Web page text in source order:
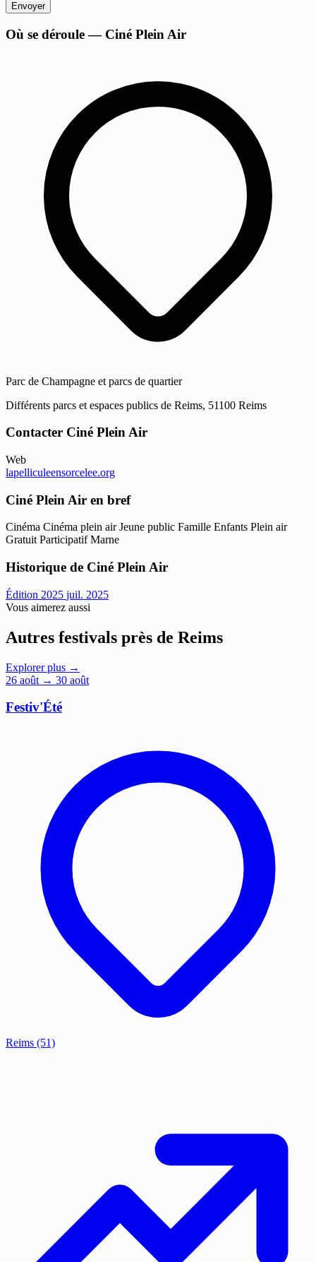
Envoyer
Où se déroule — Ciné Plein Air
Parc de Champagne et parcs de quartier
Différents parcs et espaces publics de Reims, 51100 Reims
Contacter Ciné Plein Air
Web
lapelliculeensorcelee.org
Ciné Plein Air en bref
Cinéma Cinéma plein air Jeune public Famille Enfants Plein air
Gratuit Participatif Marne
Historique de Ciné Plein Air
Édition 2025 juil. 2025
Vous aimerez aussi
Autres festivals près de Reims
Explorer plus →
26 août → 30 août
Festiv'Été
Reims (51)